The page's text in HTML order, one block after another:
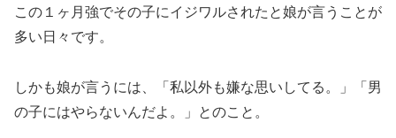
この１ヶ月強でその子にイジワルされたと娘が言うことが
多い日々です。
しかも娘が言うには、「私以外も嫌な思いしてる。」「男
の子にはやらないんだよ。」とのこと。